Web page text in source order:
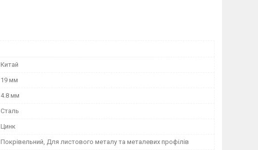
Китай
19 мм
4.8 мм
Сталь
Цинк
Покрівельний, Для листового металу та металевих профілів